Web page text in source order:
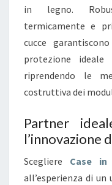
in legno.
termicamente e
cucce
protezione
riprendendo le
costruttiva dei
Partner
Scegliere Case in
all’esperienza di